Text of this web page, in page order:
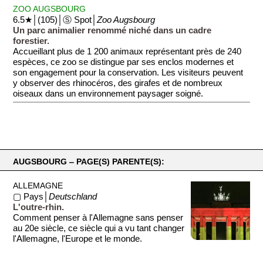
ZOO AUGSBOURG
6.5★│(105)│Ⓢ Spot│Zoo Augsbourg
Un parc animalier renommé niché dans un cadre
forestier.
Accueillant plus de 1 200 animaux représentant près de 240
espèces, ce zoo se distingue par ses enclos modernes et
son engagement pour la conservation. Les visiteurs peuvent
y observer des rhinocéros, des girafes et de nombreux
oiseaux dans un environnement paysager soigné.
AUGSBOURG ‒ PAGE(S) PARENTE(S):
ALLEMAGNE
▢ Pays│Deutschland
L'outre-rhin.
Comment penser à l'Allemagne sans penser
au 20e siècle, ce siècle qui a vu tant changer
l'Allemagne, l'Europe et le monde.